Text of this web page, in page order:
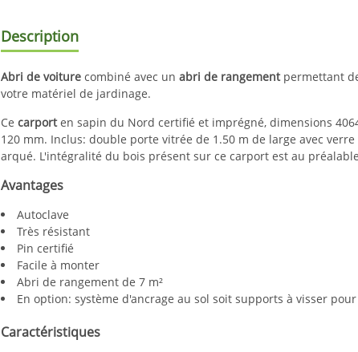
Description
Abri de voiture combiné avec un abri de rangementpermettant
votre matériel de jardinage.
Ce carporten sapin du Nord certifié et imprégné, dimensions
120 mm. Inclus: double porte vitrée de 1.50 m de large avec
arqué. L'intégralité du bois présent sur ce carport est au
Avantages
Autoclave
Très résistant
Pin certifié
Facile à monter
Abri de rangement de 7 m²
En option: système d'ancrage au sol soit supports à visser
Caractéristiques